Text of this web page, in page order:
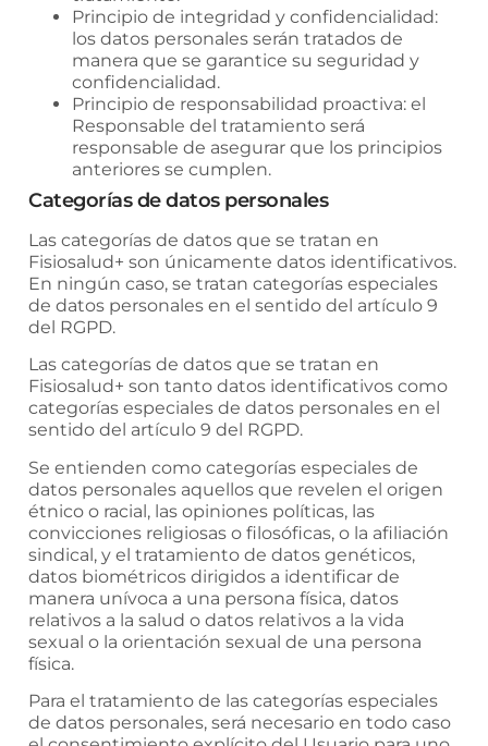
Principio de integridad y confidencialidad:
los datos personales serán tratados de
manera que se garantice su seguridad y
confidencialidad.
Principio de responsabilidad proactiva: el
Responsable del tratamiento será
responsable de asegurar que los principios
anteriores se cumplen.
Categorías de datos personales
Las categorías de datos que se tratan en
Fisiosalud+ son únicamente datos identificativos.
En ningún caso, se tratan categorías especiales
de datos personales en el sentido del artículo 9
del RGPD.
Las categorías de datos que se tratan en
Fisiosalud+ son tanto datos identificativos como
categorías especiales de datos personales en el
sentido del artículo 9 del RGPD.
Se entienden como categorías especiales de
datos personales aquellos que revelen el origen
étnico o racial, las opiniones políticas, las
convicciones religiosas o filosóficas, o la afiliación
sindical, y el tratamiento de datos genéticos,
datos biométricos dirigidos a identificar de
manera unívoca a una persona física, datos
relativos a la salud o datos relativos a la vida
sexual o la orientación sexual de una persona
física.
Para el tratamiento de las categorías especiales
de datos personales, será necesario en todo caso